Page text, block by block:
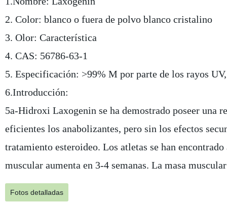
2. Color: blanco o fuera de polvo blanco cristalino
3. Olor: Característica
4. CAS: 56786-63-1
5. Especificación: >99% M por parte de los rayos
6.Introducción:
5a-Hidroxi Laxogenin se ha demostrado poseer una
eficientes los anabolizantes, pero sin los efectos
tratamiento esteroideo. Los atletas se han
muscular aumenta en 3-4 semanas. La masa
Fotos detalladas